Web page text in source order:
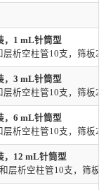
，1 mL针筒型
析空柱管10支，筛板
，3 mL针筒型
析空柱管10支，筛板
，6 mL针筒型
析空柱管10支，筛板
，12 mL针筒型
层析空柱管10支，筛板